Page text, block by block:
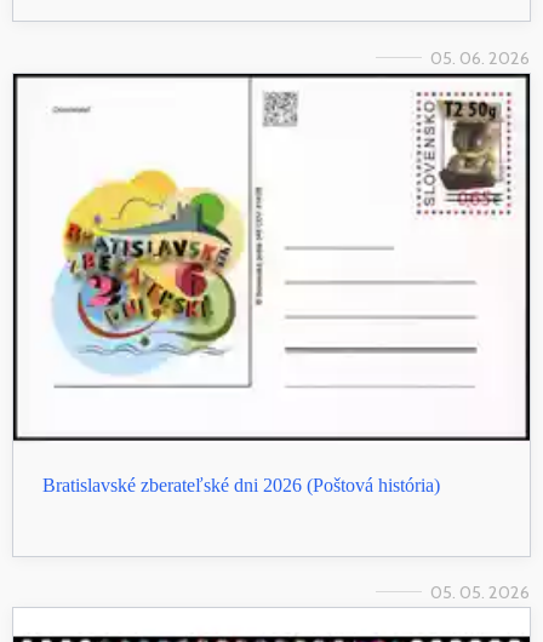
05. 06. 2026
Bratislavské zberateľské dni 2026 (Poštová história)
05. 05. 2026